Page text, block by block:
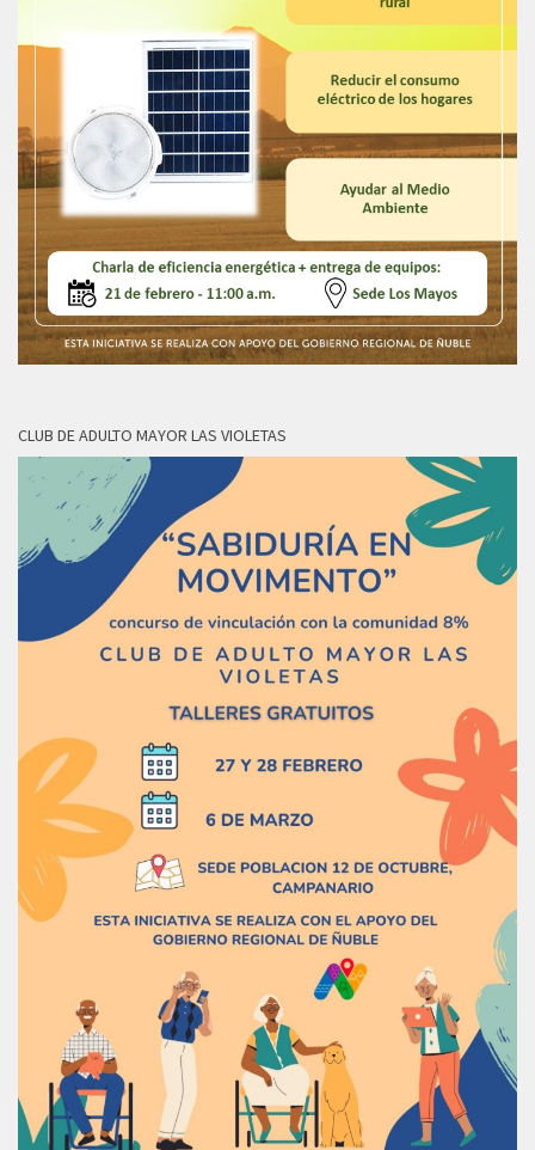
CLUB DE ADULTO MAYOR LAS VIOLETAS